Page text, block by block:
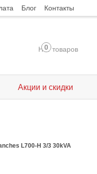
Блог Контакты
0
Нет товаров
Акции и скидки
L700-H 3/3 30kVA